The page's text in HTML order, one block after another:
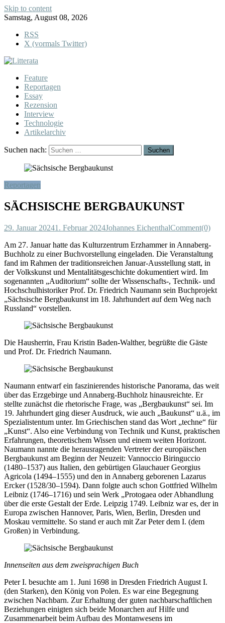
Skip to content
Samstag, August 08, 2026
RSS
X (vormals Twitter)
Feature
Reportagen
Essay
Rezension
Interview
Technologie
Artikelarchiv
Suchen nach:
Reportagen
SÄCHSISCHE BERGBAUKUNST
29. Januar 20241. Februar 2024Johannes EichenthalComment(0)
Am 27. Januar hatte das Kulturzentrum Erzhammer in Annaberg-
Buchholz zu einer Buchvorstellung eingeladen. Die Veranstaltung
fand im Rahmen der traditionsreichen Januar-Ausstellung statt, in
der Volkskunst und Mentalitätsgeschichte dokumentiert wird. Im
sogenannten „Auditorium“ sollte der Wissenschafts-, Technik- und
Hochschulhistoriker Prof. Dr. Friedrich Naumann sein Buchprojekt
„Sächsische Bergbaukunst im 18. Jahrhundert auf dem Weg nach
Russland“ vorstellen.
Die Hausherrin, Frau Kristin Baden-Walther, begrüßte die Gäste
und Prof. Dr. Friedrich Naumann.
Naumann entwarf ein faszinierendes historische Panorama, das weit
über das Erzgebirge und Annaberg-Buchholz hinausreichte. Er
stellte zunächst die rhetorische Frage, was „Bergbaukunst“ sei. Im
19. Jahrhundert ging dieser Ausdruck, wie auch „Baukunst“ u.ä., im
Spezialistentum unter. Im Griechischen stand das Wort „techne“ für
„Kunst“. Also eine Verbindung von Technik und Kunst, praktischen
Erfahrungen, theoretischem Wissen und einem weiten Horizont.
Naumann nannte die herausragenden Vertreter der europäischen
Bergbaukunst am Beginn der Neuzeit: Vannoccio Biringuccio
(1480–1537) aus Italien, den gebürtigen Glauchauer Georgius
Agricola (1494–1555) und den in Annaberg geborenen Lazarus
Ercker (1528/30–1594). Dann folgte auch schon Gottfried Wilhelm
Leibniz (1746–1716) und sein Werk „Protogaea oder Abhandlung
über die erste Gestalt der Erde. Leipzig 1749. Leibniz war es, der in
Europa zwischen Hannover, Paris, Wien, Berlin, Dresden und
Moskau vermittelte. So stand er auch mit Zar Peter dem I. (dem
Großen) in Verbindung.
Innenseiten aus dem zweisprachigen Buch
Peter I. besuchte am 1. Juni 1698 in Dresden Friedrich August I.
(den Starken), den König von Polen. Es war eine Begegnung
zwischen Nachbarn. Zur Erhaltung der guten nachbarschaftlichen
Beziehungen einigten sich beide Monarchen auf Hilfe und
Zusammenarbeit beim Aufbau des Montanwesens im